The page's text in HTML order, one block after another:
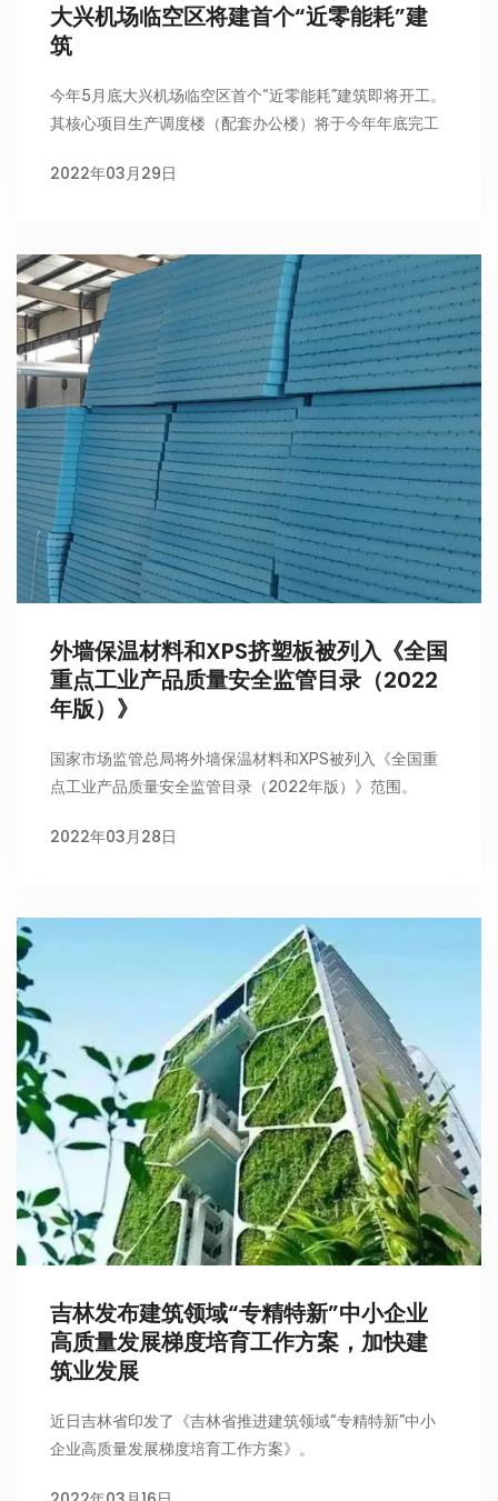
大兴机场临空区将建首个“近零能耗”建
筑
今年5月底大兴机场临空区首个“近零能耗”建筑即将开工。
其核心项目生产调度楼（配套办公楼）将于今年年底完工
2022年03月29日
外墙保温材料和XPS挤塑板被列入《全国
重点工业产品质量安全监管目录（2022
年版）》
国家市场监管总局将外墙保温材料和XPS被列入《全国重
点工业产品质量安全监管目录（2022年版）》范围。
2022年03月28日
吉林发布建筑领域“专精特新”中小企业
高质量发展梯度培育工作方案，加快建
筑业发展
近日吉林省印发了《吉林省推进建筑领域“专精特新”中小
企业高质量发展梯度培育工作方案》。